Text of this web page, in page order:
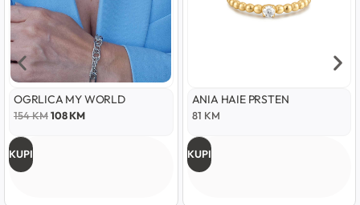
OGRLICA MY WORLD
154KM108KM
KUPI
ANIA HAIE PRSTEN
81 KM
KUPI